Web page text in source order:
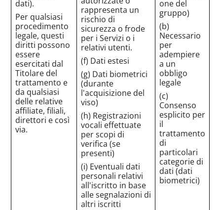
dati).
Per qualsiasi
procedimento
legale, questi
diritti possono
essere
esercitati dal
Titolare del
trattamento e
da qualsiasi
delle relative
affiliate, filiali,
direttori e così
via.
rappresenta un
rischio di
sicurezza o frode
per i Servizi o i
relativi utenti.
(f) Dati estesi
(g) Dati biometrici
(durante
l'acquisizione del
viso)
(h) Registrazioni
vocali effettuate
per scopi di
verifica (se
presenti)
(i) Eventuali dati
personali relativi
all'iscritto in base
alle segnalazioni di
altri iscritti
one del
gruppo)
(b)
Necessario
per
adempiere
a un
obbligo
legale
(c)
Consenso
esplicito per
il
trattamento
di
particolari
categorie di
dati (dati
biometrici)